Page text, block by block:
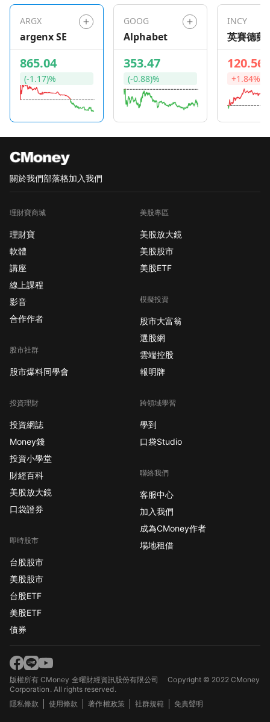
ARGX
argenx SE
865.04
(-1.17)%
GOOG
Alphabet
353.47
(-0.88)%
INCY
英賽德藥
120.56
+1.84%
關於我們部落格加入我們
理財寶商城
理財寶
軟體
講座
線上課程
影音
合作作者
股市社群
股市爆料同學會
投資理財
投資網誌
Money錢
投資小學堂
財經百科
美股放大鏡
口袋證券
即時股市
台股股市
美股股市
台股ETF
美股ETF
債券
美股專區
美股放大鏡
美股股市
美股ETF
模擬投資
股市大富翁
選股網
雲端控股
報明牌
跨領域學習
學到
口袋Studio
聯絡我們
客服中心
加入我們
成為CMoney作者
場地租借
版權所有 CMoney 全曜財經資訊股份有限公司Copyright © 2022 CMoney
Corporation. All rights reserved.
隱私條款
使用條款 著作權政策 社群規範 免責聲明